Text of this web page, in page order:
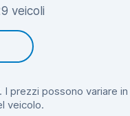
veicoli
possono variare
veicolo.